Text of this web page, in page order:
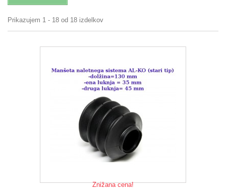
Prikazujem 1 - 18 od 18 izdelkov
Znižana cena!